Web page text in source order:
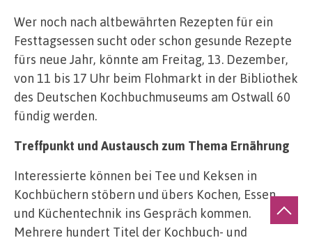
Wer noch nach altbewährten Rezepten für ein
Festtagsessen sucht oder schon gesunde Rezepte
fürs neue Jahr, könnte am Freitag, 13. Dezember,
von 11 bis 17 Uhr beim Flohmarkt in der Bibliothek
des Deutschen Kochbuchmuseums am Ostwall 60
fündig werden.
Treffpunkt und Austausch zum Thema Ernährung
Interessierte können bei Tee und Keksen in
Kochbüchern stöbern und übers Kochen, Essen
und Küchentechnik ins Gespräch kommen.
Mehrere hundert Titel der Kochbuch- und